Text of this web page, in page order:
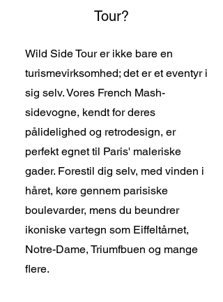
Tour?
Wild Side Tour er ikke bare en
turismevirksomhed; det er et eventyr i
sig selv. Vores French Mash-
sidevogne, kendt for deres
pålidelighed og retrodesign, er
perfekt egnet til Paris' maleriske
gader. Forestil dig selv, med vinden i
håret, køre gennem parisiske
boulevarder, mens du beundrer
ikoniske vartegn som Eiffeltårnet,
Notre-Dame, Triumfbuen og mange
flere.